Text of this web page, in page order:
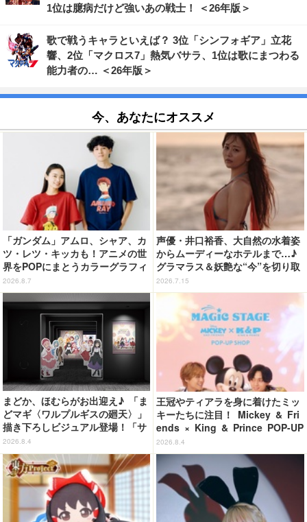
1位は臆病だけど強いあの戦士！ ＜26年版＞
歌で戦うキャラといえば？ 3位「シンフォギア」立花
響、2位「マクロス7」熱気バサラ、1位は歌にまつわる
能力者の… ＜26年版＞
今、あなたにオススメ
「ガンダム」アムロ、シャア、カ
ツ・レツ・キッカも！アニメの世
界をPOPにまとうカラーグラフィ
ックTシャツが新登場
2026.8.7
声優・井口裕香、大自然の水着姿
からムーディーなホテルまで…♪
グラマラス＆妖艶な“今”を切り取
り！3冊目写真集が発売中
2026.7.15
まどか、ほむらがお出迎え♪ 「ま
どマギ〈ワルプルギスの廻天〉」
描き下ろしビジュアル登場！「サ
ンシャインシティプリンスホテ
ル」コラボ開催
2026.8.4
王冠やティアラを身に着けたミッ
キーたちに注目！ Mickey & Fri
ends × King & Prince POP-UP
SHOP「MAGIC STAGE」に新商
品登場
2026.8.4